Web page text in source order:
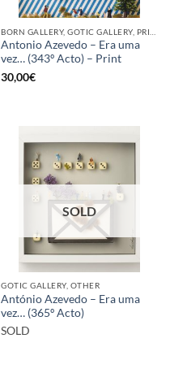
Antonio Azevedo – Era uma
vez… (343º Acto) – Print
30,00€
SOLD
GOTIC GALLERY, OTHER
António Azevedo – Era uma
vez… (365º Acto)
SOLD